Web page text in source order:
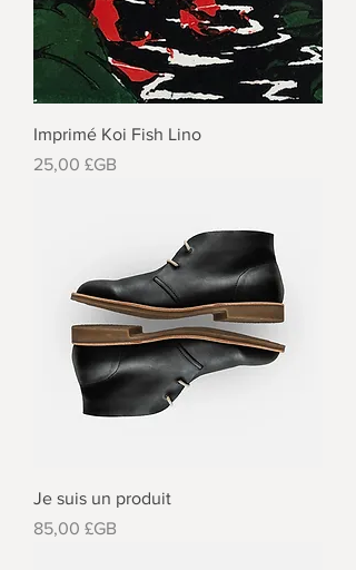
Imprimé Koi Fish Lino
Prix
25,00 £GB
Je suis un produit
Prix
85,00 £GB